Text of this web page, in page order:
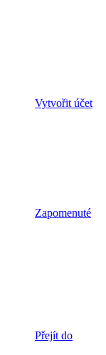
Vytvořit účet
Zapomenuté
Přejít do